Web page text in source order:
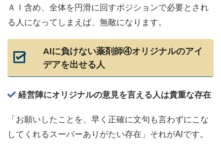
ＡＩ含め、全体を円滑に回すポジションで必要とされ
る人になってしまえば、無敵になります。
AIに負けない薬剤師④オリジナルのアイ
デアを出せる人
経営陣にオリジナルの意見を言える人は貴重な存在
「お願いしたことを、早く正確に文句も言わずにこな
してくれるスーパーありがたい存在」それがAIです。